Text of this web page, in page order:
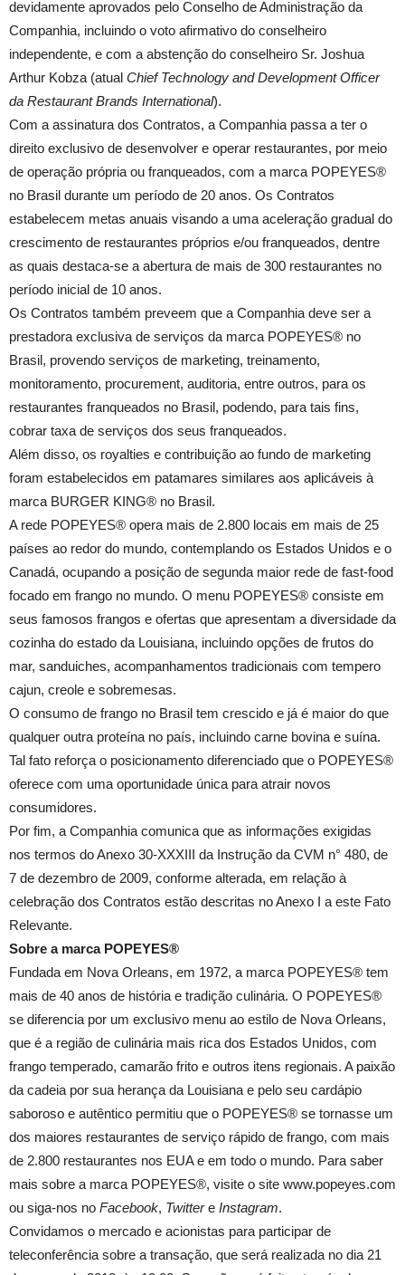
devidamente aprovados pelo Conselho de Administração da
Companhia, incluindo o voto afirmativo do conselheiro
independente, e com a abstenção do conselheiro Sr. Joshua
Arthur Kobza (atual Chief Technology and Development Officer
da Restaurant Brands International).
Com a assinatura dos Contratos, a Companhia passa a ter o
direito exclusivo de desenvolver e operar restaurantes, por meio
de operação própria ou franqueados, com a marca POPEYES®
no Brasil durante um período de 20 anos. Os Contratos
estabelecem metas anuais visando a uma aceleração gradual do
crescimento de restaurantes próprios e/ou franqueados, dentre
as quais destaca-se a abertura de mais de 300 restaurantes no
período inicial de 10 anos.
Os Contratos também preveem que a Companhia deve ser a
prestadora exclusiva de serviços da marca POPEYES® no
Brasil, provendo serviços de marketing, treinamento,
monitoramento, procurement, auditoria, entre outros, para os
restaurantes franqueados no Brasil, podendo, para tais fins,
cobrar taxa de serviços dos seus franqueados.
Além disso, os royalties e contribuição ao fundo de marketing
foram estabelecidos em patamares similares aos aplicáveis à
marca BURGER KING® no Brasil.
A rede POPEYES® opera mais de 2.800 locais em mais de 25
países ao redor do mundo, contemplando os Estados Unidos e o
Canadá, ocupando a posição de segunda maior rede de fast-food
focado em frango no mundo. O menu POPEYES® consiste em
seus famosos frangos e ofertas que apresentam a diversidade da
cozinha do estado da Louisiana, incluindo opções de frutos do
mar, sanduiches, acompanhamentos tradicionais com tempero
cajun, creole e sobremesas.
O consumo de frango no Brasil tem crescido e já é maior do que
qualquer outra proteína no país, incluindo carne bovina e suína.
Tal fato reforça o posicionamento diferenciado que o POPEYES®
oferece com uma oportunidade única para atrair novos
consumidores.
Por fim, a Companhia comunica que as informações exigidas
nos termos do Anexo 30-XXXIII da Instrução da CVM n° 480, de
7 de dezembro de 2009, conforme alterada, em relação à
celebração dos Contratos estão descritas no Anexo I a este Fato
Relevante.
Sobre a marca POPEYES®
Fundada em Nova Orleans, em 1972, a marca POPEYES® tem
mais de 40 anos de história e tradição culinária. O POPEYES®
se diferencia por um exclusivo menu ao estilo de Nova Orleans,
que é a região de culinária mais rica dos Estados Unidos, com
frango temperado, camarão frito e outros itens regionais. A paixão
da cadeia por sua herança da Louisiana e pelo seu cardápio
saboroso e autêntico permitiu que o POPEYES® se tornasse um
dos maiores restaurantes de serviço rápido de frango, com mais
de 2.800 restaurantes nos EUA e em todo o mundo. Para saber
mais sobre a marca POPEYES®, visite o site www.popeyes.com
ou siga-nos no Facebook, Twittere Instagram.
Convidamos o mercado e acionistas para participar de
teleconferência sobre a transação, que será realizada no dia 21